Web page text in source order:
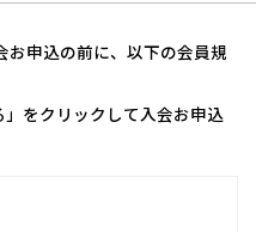
お申込の前に、以下の会員規
をクリックして入会お申込